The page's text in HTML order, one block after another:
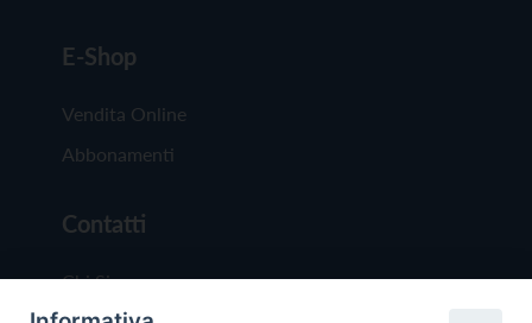
E-Shop
Vendita Online
Abbonamenti
Contatti
Chi Siamo